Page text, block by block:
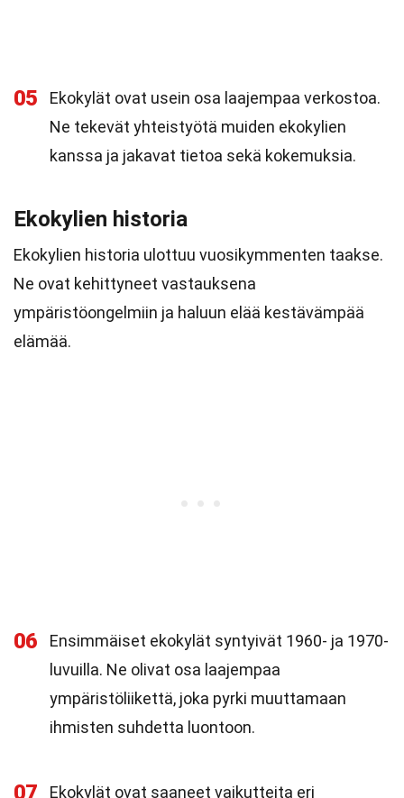
05
Ekokylät ovat usein osa laajempaa verkostoa.
Ne tekevät yhteistyötä muiden ekokylien
kanssa ja jakavat tietoa sekä kokemuksia.
Ekokylien historia
Ekokylien historia ulottuu vuosikymmenten taakse.
Ne ovat kehittyneet vastauksena
ympäristöongelmiin ja haluun elää kestävämpää
elämää.
06
Ensimmäiset ekokylät syntyivät 1960- ja 1970-
luvuilla. Ne olivat osa laajempaa
ympäristöliikettä, joka pyrki muuttamaan
ihmisten suhdetta luontoon.
07 Ekokylät ovat saaneet vaikutteita eri